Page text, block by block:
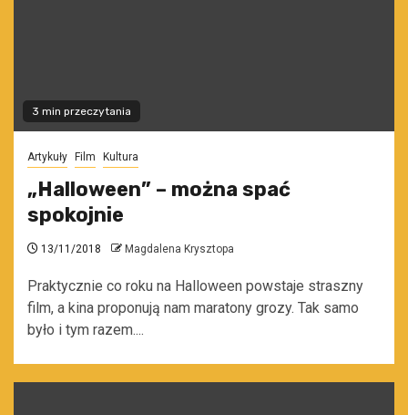
3 min przeczytania
Artykuły Film Kultura
„Halloween” – można spać
spokojnie
13/11/2018 Magdalena Krysztopa
Praktycznie co roku na Halloween powstaje straszny
film, a kina proponują nam maratony grozy. Tak samo
było i tym razem....